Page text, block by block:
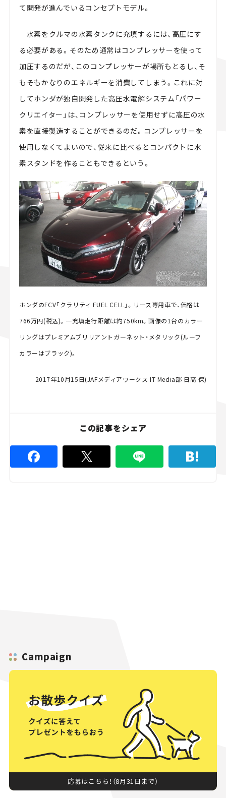
て開発が進んでいるコンセプトモデル。
水素をクルマの水素タンクに充填するには、高圧にす
る必要がある。そのため通常はコンプレッサーを使って
加圧するのだが、このコンプレッサーが場所もとるし、そ
もそもかなりのエネルギーを消費してしまう。これに対
してホンダが独自開発した高圧水電解システム「パワー
クリエイター」は、コンプレッサーを使用せずに高圧の水
素を直接製造することができるのだ。コンプレッサーを
使用しなくてよいので、従来に比べるとコンパクトに水
素スタンドを作ることもできるという。
ホンダのFCV「クラリティ FUEL CELL」。リース専用車で、価格は
766万円(税込)。一充填走行距離は約750km。画像の1台のカラー
リングはプレミアムブリリアントガーネット・メタリック(ルーフ
カラーはブラック)。
2017年10月15日(JAFメディアワークス IT Media部 日高 保)
この記事をシェア
Campaign
応募はこちら！（8月31日まで）